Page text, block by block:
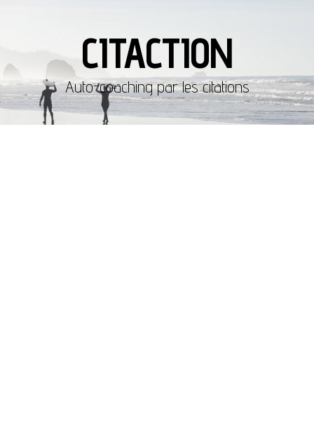
CITACTION
Auto-coaching par les citations